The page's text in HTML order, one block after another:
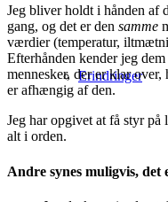
Erindringer
Jeg bliver holdt i hånden af
gang, og det er den samme
værdier (temperatur,
Efterhånden kender jeg
mennesker, der er klar
er afhængig af den.
Jeg har opgivet at få styr på
alt i orden.
Andre synes muligvis,